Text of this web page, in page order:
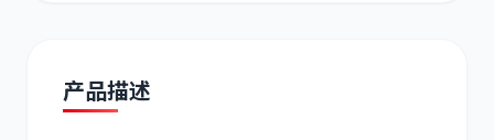
产品描述